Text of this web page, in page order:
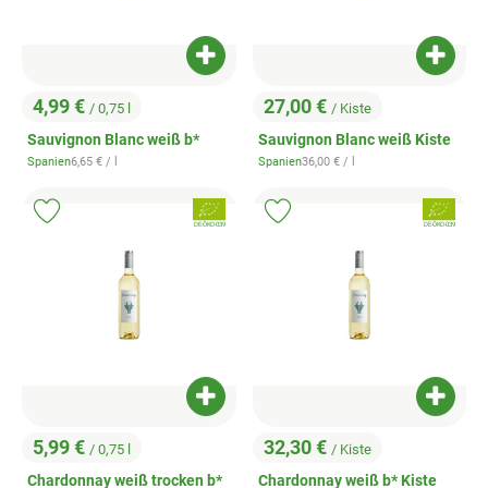
, Preis:
4,99 € / 0,75 l
Sauvignon Blanc weiß b*
, Herkunft:
Spanien, Referenzpreis:
6,65 € / l
Produkt zum Warenkorb hinzufügen
, Preis:
27,00 € / Kiste
Sauvignon Blanc weiß Kiste
, Herkunft:
Spanien, Referenzpreis:
36,00 € / l
, Preis:
5,99 € / 0,75 l
Chardonnay weiß trocken b*
Produkt zum Warenkorb hinzufügen
, Verband:
, Kontrollstelle:
DE-ÖKO-039
Produkt zu Favouriten hinzufügen
, Preis:
32,30 € / Kiste
Chardonnay weiß b* Kiste
, Verband:
, Kontrollstelle:
DE-ÖKO-039
Produkt zu Favouriten hinzufügen